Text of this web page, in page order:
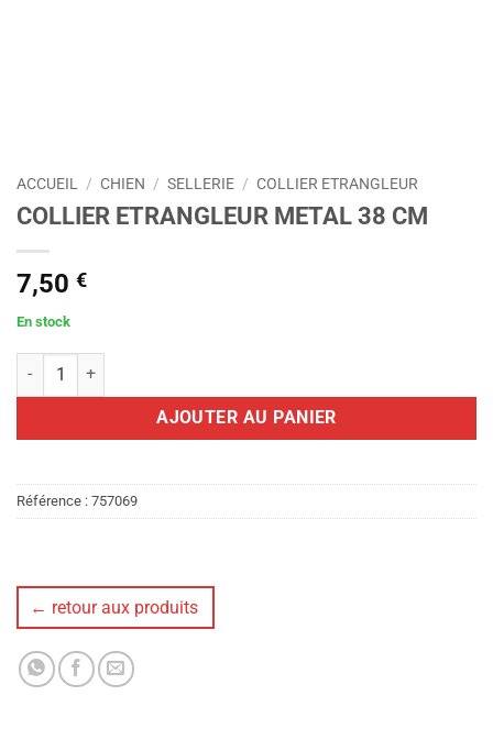
ACCUEIL / CHIEN / SELLERIE / COLLIER ETRANGLEUR
COLLIER ETRANGLEUR METAL 38 CM
7,50 €
En stock
quantité de COLLIER ETRANGLEUR METAL 38 CM
AJOUTER AU PANIER
Référence : 757069
← retour aux produits